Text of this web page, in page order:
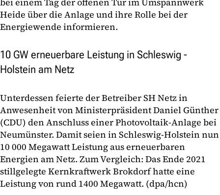
Heide über die Anlage und ihre Rolle bei der
Energiewende informieren.
10 GW erneuerbare Leistung in Schleswig -
Holstein am Netz
Unterdessen feierte der Betreiber SH Netz in
Anwesenheit von Ministerpräsident Daniel Günther
(CDU) den Anschluss einer Photovoltaik-Anlage bei
Neumünster. Damit seien in Schleswig-Holstein nun
10 000 Megawatt Leistung aus erneuerbaren
Energien am Netz. Zum Vergleich: Das Ende 2021
stillgelegte Kernkraftwerk Brokdorf hatte eine
Leistung von rund 1400 Megawatt. (dpa/hcn)